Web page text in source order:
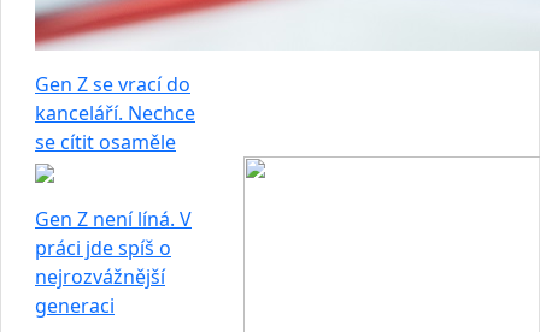
Gen Z se vrací do
kanceláří. Nechce
se cítit osaměle
Gen Z není líná. V
práci jde spíš o
nejrozvážnější
generaci